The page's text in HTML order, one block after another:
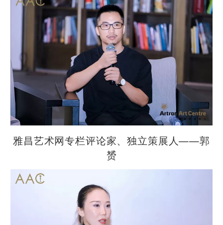
雅昌艺术网专栏评论家、独立策展人——郭
赟